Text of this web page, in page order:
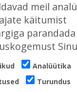
lõbusale
seltskonnale ja
ning kasulikele
Kui mõnes meie
trennis tuled
säravate
meil
käitumist
parandada
Analüütika
Turundus